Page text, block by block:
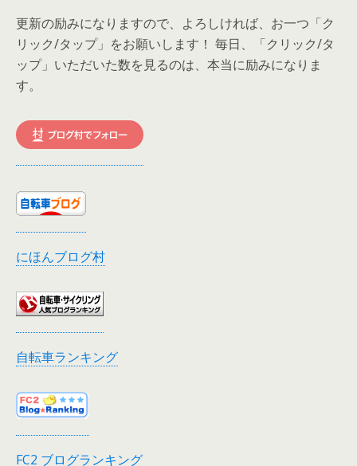
更新の励みになりますので、よろしければ、お一つ「ク
リック/タップ」をお願いします！ 毎日、「クリック/タ
ップ」いただいた数を見るのは、本当に励みになりま
す。
にほんブログ村
自転車ランキング
FC2 ブログランキング